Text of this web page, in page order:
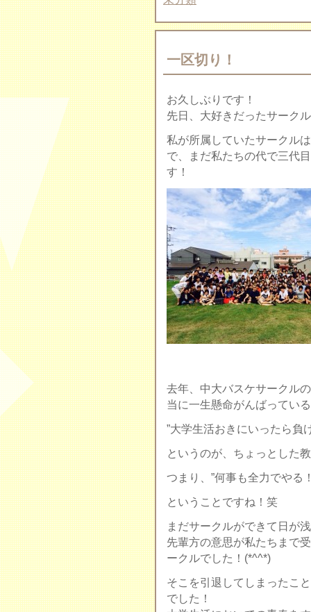
一区切り！
お久しぶりです！
先日、大好きだったサーク
私が所属していたサークル
で、まだ私たちの代で三代
す！
去年、中大バスケサークル
当に一生懸命がんばってい
”大学生活おきにいったら負
というのが、ちょっとした
つまり、”何事も全力でやる
ということですね！笑
まだサークルができて日が
先輩方の意思が私たちまで
ークルでした！(*^^*)
そこを引退してしまったこ
でした！